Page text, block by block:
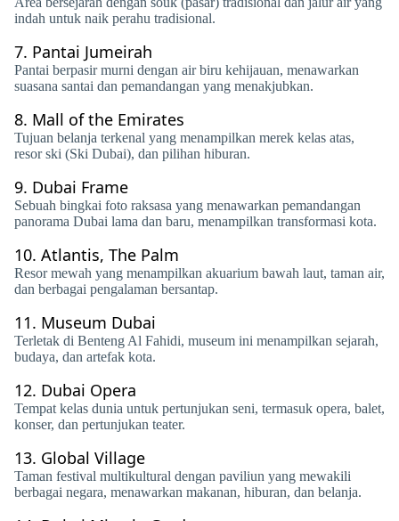
indah untuk naik perahu tradisional.
7. Pantai Jumeirah
Pantai berpasir murni dengan air biru kehijauan, menawarkan
suasana santai dan pemandangan yang menakjubkan.
8. Mall of the Emirates
Tujuan belanja terkenal yang menampilkan merek kelas atas,
resor ski (Ski Dubai), dan pilihan hiburan.
9. Dubai Frame
Sebuah bingkai foto raksasa yang menawarkan pemandangan
panorama Dubai lama dan baru, menampilkan transformasi kota.
10. Atlantis, The Palm
Resor mewah yang menampilkan akuarium bawah laut, taman air,
dan berbagai pengalaman bersantap.
11. Museum Dubai
Terletak di Benteng Al Fahidi, museum ini menampilkan sejarah,
budaya, dan artefak kota.
12. Dubai Opera
Tempat kelas dunia untuk pertunjukan seni, termasuk opera, balet,
konser, dan pertunjukan teater.
13. Global Village
Taman festival multikultural dengan paviliun yang mewakili
berbagai negara, menawarkan makanan, hiburan, dan belanja.